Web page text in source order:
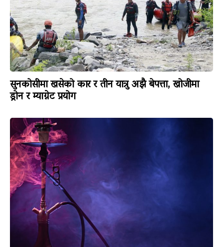
सुनकोसीमा खसेको कार र तीन यात्रु अझै बेपत्ता, खोजीमा
ड्रोन र म्याग्नेट प्रयोग